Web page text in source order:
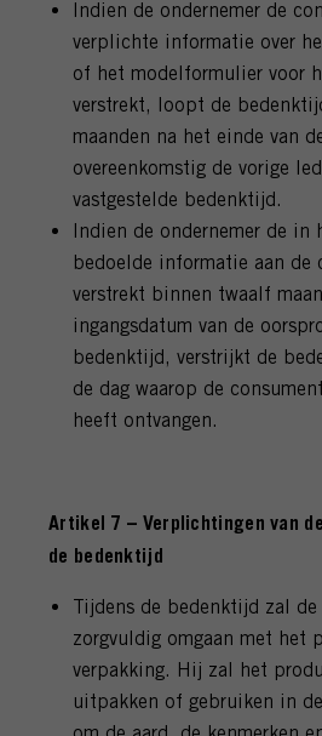
Indien de ondernemer de
verplichte informatie over
of het modelformulier voor
verstrekt, loopt de
maanden na het einde van
overeenkomstig de vorige
vastgestelde bedenktijd.
Indien de ondernemer de in
bedoelde informatie aan de
verstrekt binnen twaalf
ingangsdatum van de
bedenktijd, verstrijkt de
de dag waarop de
heeft ontvangen.
Artikel 7 – Verplichtingen van
de bedenktijd
Tijdens de bedenktijd zal de
zorgvuldig omgaan met het
verpakking. Hij zal het
uitpakken of gebruiken in